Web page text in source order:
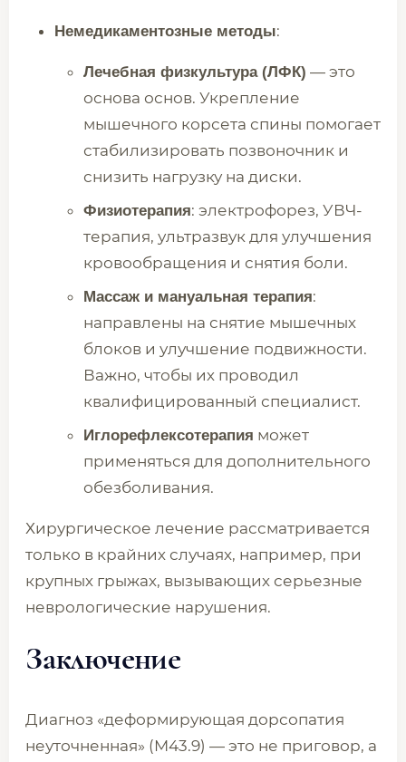
Немедикаментозные методы:
Лечебная физкультура (ЛФК) — это
основа основ. Укрепление
мышечного корсета спины помогает
стабилизировать позвоночник и
снизить нагрузку на диски.
Физиотерапия: электрофорез, УВЧ-
терапия, ультразвук для улучшения
кровообращения и снятия боли.
Массаж и мануальная терапия:
направлены на снятие мышечных
блоков и улучшение подвижности.
Важно, чтобы их проводил
квалифицированный специалист.
Иглорефлексотерапия может
применяться для дополнительного
обезболивания.
Хирургическое лечение рассматривается
только в крайних случаях, например, при
крупных грыжах, вызывающих серьезные
неврологические нарушения.
Заключение
Диагноз «деформирующая дорсопатия
неуточненная» (M43.9) — это не приговор, а